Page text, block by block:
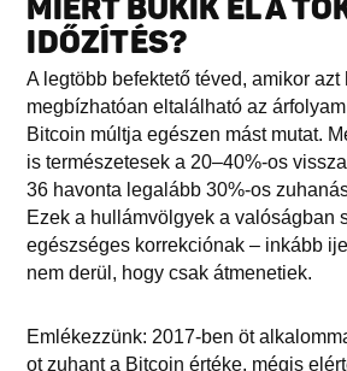
MIÉRT BUKIK EL A
IDŐZÍTÉS?
A legtöbb befektető téved, amikor azt
megbízhatóan eltalálható az
Bitcoin múltja egészen mást mutat.
is természetesek a 20–40%-os
36 havonta legalább 30%-os
Ezek a hullámvölgyek a valóságban
egészséges korrekciónak – inkább
nem derül, hogy csak átmenetiek.
Emlékezzünk: 2017-ben öt
ot zuhant a Bitcoin értéke, mégis